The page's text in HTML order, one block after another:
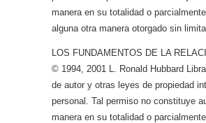
manera en su totalidad o
alguna otra manera otorgado sin
LOS FUNDAMENTOS DE LA
© 1994, 2001 L. Ronald Hubbard
de autor y otras leyes de propiedad
personal. Tal permiso no constituye
manera en su totalidad o